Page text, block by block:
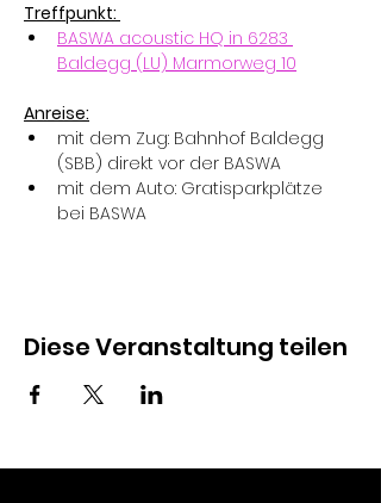
Treffpunkt:
BASWA acoustic HQ in 6283
Baldegg (LU) Marmorweg 10
Anreise:
mit dem Zug: Bahnhof Baldegg
(SBB) direkt vor der BASWA
mit dem Auto: Gratisparkplätze
bei BASWA
Diese Veranstaltung teilen